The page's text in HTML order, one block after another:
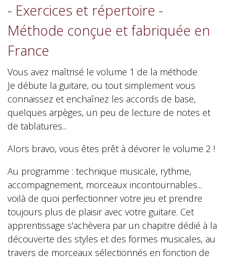
- Exercices et répertoire -
Méthode conçue et fabriquée en
France
Vous avez maîtrisé le volume 1 de la méthode
Je débute la guitare, ou tout simplement vous
connaissez et enchaînez les accords de base,
quelques arpèges, un peu de lecture de notes et
de tablatures...
Alors bravo, vous êtes prêt à dévorer le volume 2 !
Au programme : technique musicale, rythme,
accompagnement, morceaux incontournables...
voilà de quoi perfectionner votre jeu et prendre
toujours plus de plaisir avec votre guitare. Cet
apprentissage s'achèvera par un chapitre dédié à la
découverte des styles et des formes musicales, au
travers de morceaux sélectionnés en fonction de